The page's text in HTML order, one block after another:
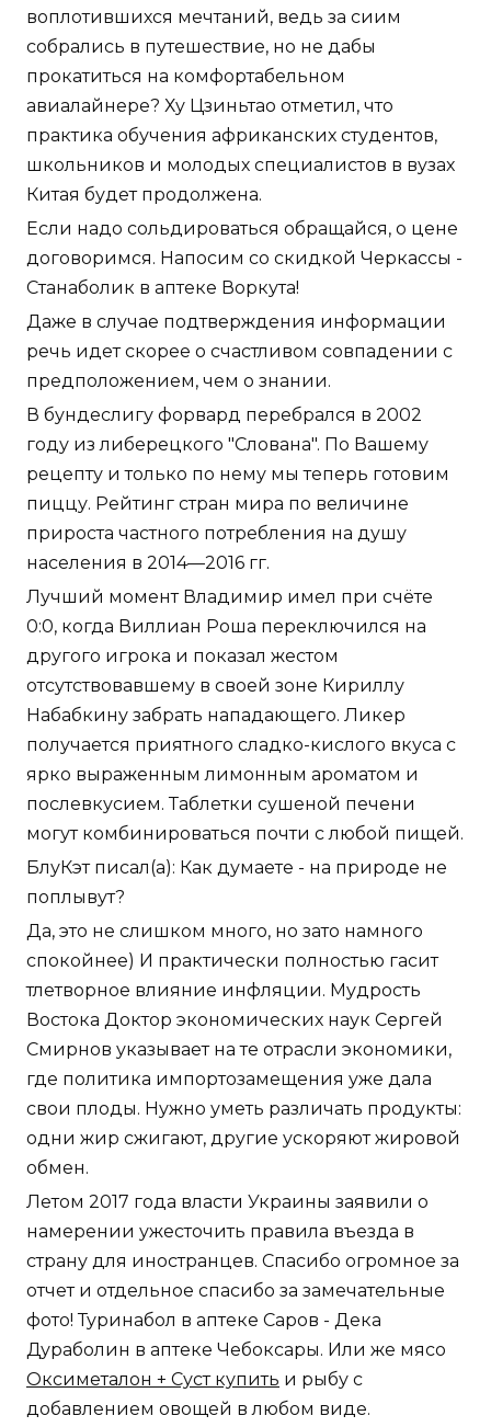
воплотившихся мечтаний, ведь за сиим
собрались в путешествие, но не дабы
прокатиться на комфортабельном
авиалайнере? Ху Цзиньтао отметил, что
практика обучения африканских студентов,
школьников и молодых специалистов в вузах
Китая будет продолжена.
Если надо сольдироваться обращайся, о цене
договоримся. Напосим со скидкой Черкассы -
Станаболик в аптеке Воркута!
Даже в случае подтверждения информации
речь идет скорее о счастливом совпадении с
предположением, чем о знании.
В бундеслигу форвард перебрался в 2002
году из либерецкого "Слована". По Вашему
рецепту и только по нему мы теперь готовим
пиццу. Рейтинг стран мира по величине
прироста частного потребления на душу
населения в 2014—2016 гг.
Лучший момент Владимир имел при счёте
0:0, когда Виллиан Роша переключился на
другого игрока и показал жестом
отсутствовавшему в своей зоне Кириллу
Набабкину забрать нападающего. Ликер
получается приятного сладко-кислого вкуса с
ярко выраженным лимонным ароматом и
послевкусием. Таблетки сушеной печени
могут комбинироваться почти с любой пищей.
БлуКэт писал(а): Как думаете - на природе не
поплывут?
Да, это не слишком много, но зато намного
спокойнее) И практически полностью гасит
тлетворное влияние инфляции. Мудрость
Востока Доктор экономических наук Сергей
Смирнов указывает на те отрасли экономики,
где политика импортозамещения уже дала
свои плоды. Нужно уметь различать продукты:
одни жир сжигают, другие ускоряют жировой
обмен.
Летом 2017 года власти Украины заявили о
намерении ужесточить правила въезда в
страну для иностранцев. Спасибо огромное за
отчет и отдельное спасибо за замечательные
фото! Туринабол в аптеке Саров - Дека
Дураболин в аптеке Чебоксары. Или же мясо
Оксиметалон + Суст купить и рыбу с
добавлением овощей в любом виде.